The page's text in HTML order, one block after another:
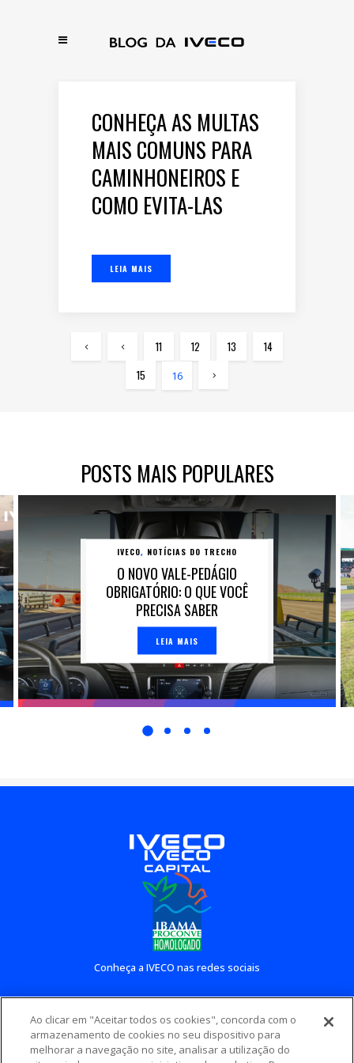
CONHEÇA AS MULTAS
MAIS COMUNS PARA
CAMINHONEIROS E
COMO EVITA-LAS
LEIA MAIS
11 12 13
14
15
16
POSTS MAIS POPULARES
IVECO, NOTÍCIAS DO TRECHO
O NOVO VALE-PEDÁGIO
OBRIGATÓRIO: O QUE VOCÊ
PRECISA SABER
LEIA MAIS
Conheça a IVECO nas redes sociais
Conheça outros sites IVECO
Ao clicar em "Aceitar todos os cookies", concorda com o
armazenamento de cookies no seu dispositivo para
melhorar a navegação no site, analisar a utilização do